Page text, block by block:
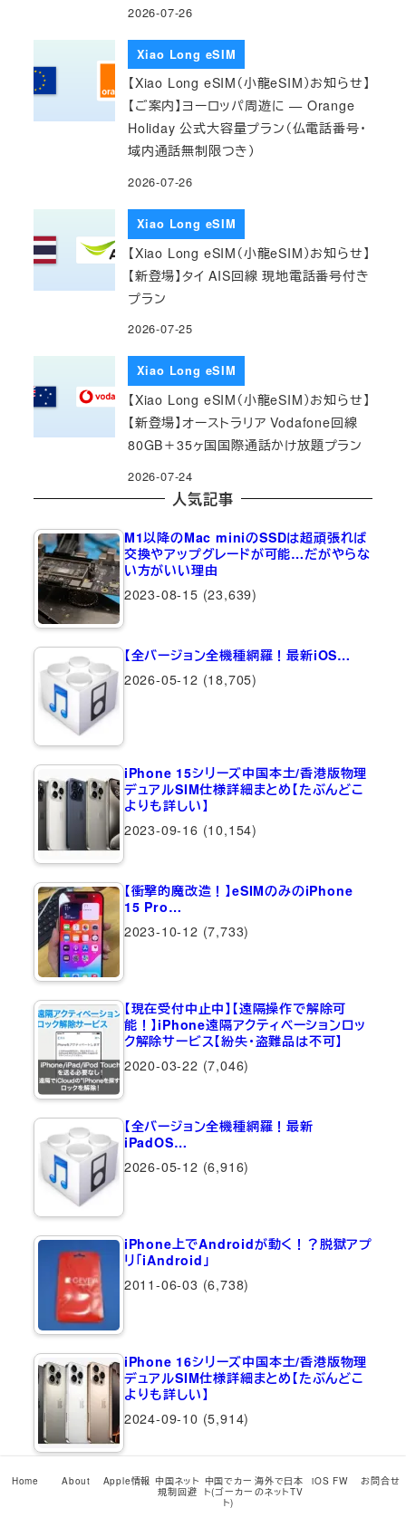
2026-07-26
Xiao Long eSIM
【Xiao Long eSIM（小龍eSIM）お知らせ】
【ご案内】ヨーロッパ周遊に — Orange
Holiday 公式大容量プラン（仏電話番号・
域内通話無制限つき）
2026-07-26
Xiao Long eSIM
【Xiao Long eSIM（小龍eSIM）お知らせ】
【新登場】タイ AIS回線 現地電話番号付き
プラン
2026-07-25
Xiao Long eSIM
【Xiao Long eSIM（小龍eSIM）お知らせ】
【新登場】オーストラリア Vodafone回線
80GB＋35ヶ国国際通話かけ放題プラン
2026-07-24
人気記事
M1以降のMac miniのSSDは超頑張れば
交換やアップグレードが可能…だがやらな
い方がいい理由
2023-08-15 (23,639)
【全バージョン全機種網羅！最新iOS…
2026-05-12 (18,705)
iPhone 15シリーズ中国本土/香港版物理
デュアルSIM仕様詳細まとめ【たぶんどこ
よりも詳しい】
2023-09-16 (10,154)
【衝撃的魔改造！】eSIMのみのiPhone
15 Pro…
2023-10-12 (7,733)
【現在受付中止中】【遠隔操作で解除可
能！】iPhone遠隔アクティベーションロッ
ク解除サービス【紛失・盗難品は不可】
2020-03-22 (7,046)
【全バージョン全機種網羅！最新
iPadOS…
2026-05-12 (6,916)
iPhone上でAndroidが動く！？脱獄アプ
リ「iAndroid」
2011-06-03 (6,738)
iPhone 16シリーズ中国本土/香港版物理
デュアルSIM仕様詳細まとめ【たぶんどこ
よりも詳しい】
2024-09-10 (5,914)
【驚愕】iPhone 15シリーズ、中国で発売日
22日8:00前にアクティベートすると超多
Home About Apple情報 中国ネット
規制回避
中国でカー
ト(ゴーカー
ト)
海外で日本
のネットTV
iOS FW お問合せ